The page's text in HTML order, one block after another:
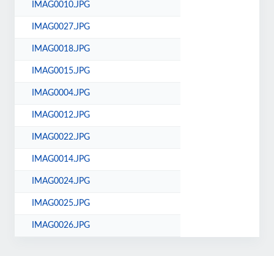
IMAG0010.JPG
IMAG0027.JPG
IMAG0018.JPG
IMAG0015.JPG
IMAG0004.JPG
IMAG0012.JPG
IMAG0022.JPG
IMAG0014.JPG
IMAG0024.JPG
IMAG0025.JPG
IMAG0026.JPG